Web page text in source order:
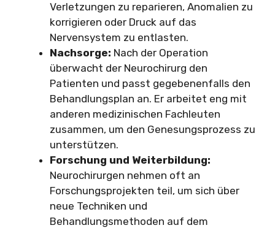
Verletzungen zu reparieren, Anomalien zu
korrigieren oder Druck auf das
Nervensystem zu entlasten.
Nachsorge: Nach der Operation
überwacht der Neurochirurg den
Patienten und passt gegebenenfalls den
Behandlungsplan an. Er arbeitet eng mit
anderen medizinischen Fachleuten
zusammen, um den Genesungsprozess zu
unterstützen.
Forschung und Weiterbildung:
Neurochirurgen nehmen oft an
Forschungsprojekten teil, um sich über
neue Techniken und
Behandlungsmethoden auf dem